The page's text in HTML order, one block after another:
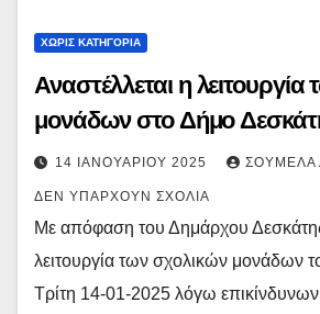
ΧΩΡΊΣ ΚΑΤΗΓΟΡΊΑ
Αναστέλλεται η
μονάδων στο Δήμο
14 ΙΑΝΟΥΑΡΊΟΥ 2025 ΣΟΥΜΈΛΑ
ΔΕΝ ΥΠΆΡΧΟΥΝ ΣΧΌΛΙΑ
Με απόφαση του Δημάρχου
λειτουργία των σχολικών μονάδων
Τρίτη 14-01-2025 λόγω επικίνδυνων